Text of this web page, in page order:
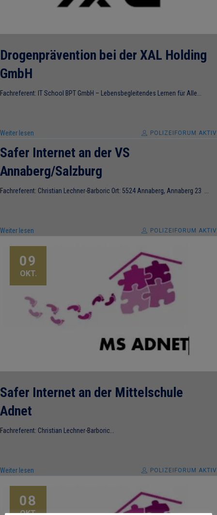
Drogenprävention bei der XAL Holding
GmbH
Fachreferent: IT School BPT GmbH – Lebensbegleitendes Lernen für Alle...
Weiter lesen POLIZEIFORUM AKTIV
Safer Internet an der VS
Annaberg/Salzburg
Fachreferent: Christian Lechner-Barboric Ort: 5524 Annaberg, Annaberg 23 ...
Weiter lesen POLIZEIFORUM AKTIV
09
OKT.
Safer Internet an der Mittelschule
Adnet
Fachreferent: Christian Lechner-Barboric...
Weiter lesen POLIZEIFORUM AKTIV
08